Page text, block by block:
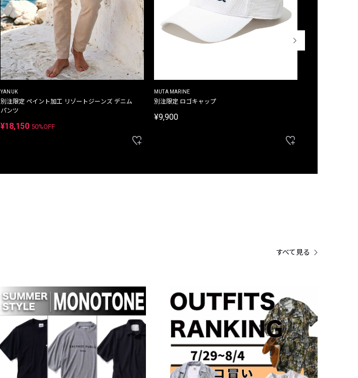
YANUK
別注限定 ペイント加工 リゾートジーンズ デニム
パンツ
¥18,150 50%OFF
MUTA MARINE
別注限定 ロゴキャップ
¥9,900
すべて見る